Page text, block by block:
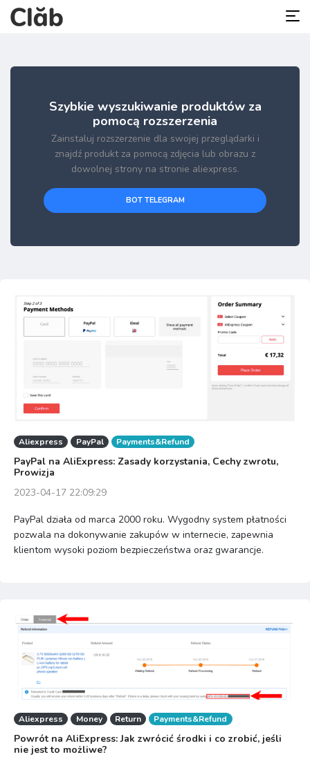
Szybkie wyszukiwanie produktów za
pomocą rozszerzenia
Zainstaluj rozszerzenie dla swojej przeglądarki i
znajdź produkt za pomocą zdjęcia lub obrazu z
dowolnej strony na stronie aliexpress.
BOT TELEGRAM
Aliexpress PayPal Payments&Refund
PayPal na AliExpress: Zasady korzystania, Cechy zwrotu,
Prowizja
2023-04-17 22:09:29
PayPal działa od marca 2000 roku. Wygodny system płatności
pozwala na dokonywanie zakupów w internecie, zapewnia
klientom wysoki poziom bezpieczeństwa oraz gwarancje.
Aliexpress Money Return Payments&Refund
Powrót na AliExpress: Jak zwrócić środki i co zrobić, jeśli
nie jest to możliwe?